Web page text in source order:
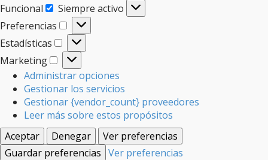
Funcional
Funcional
Siempre activo
Preferencias
Preferencias
Estadísticas
Estadísticas
Marketing
Marketing
Administrar opciones
Gestionar los servicios
Gestionar {vendor_count} proveedores
Leer más sobre estos propósitos
Aceptar
Denegar
Ver preferencias
Guardar preferencias Ver preferencias